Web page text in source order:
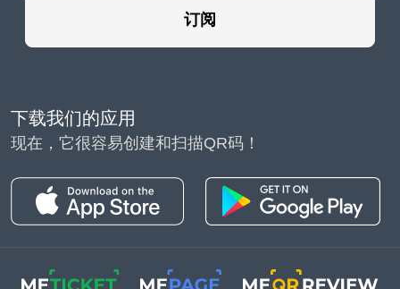
订阅
下载我们的应用
现在，它很容易创建和扫描QR码！